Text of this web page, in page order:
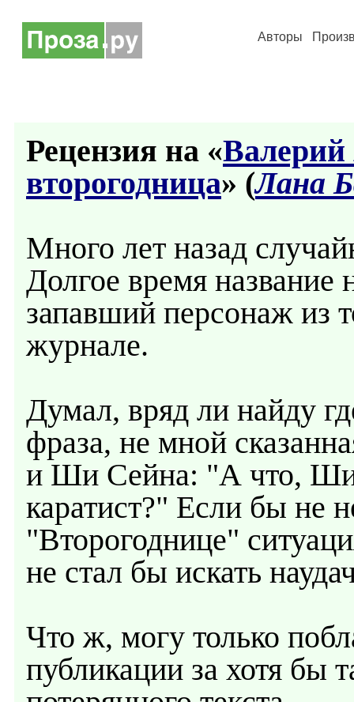
Авторы
Рецензия на «Валерий
второгодница» (Лана
Много лет назад
Долгое время
запавший персонаж из
журнале.
Думал, вряд ли найду
фраза, не мной
и Ши Сейна: "А что,
каратист?" Если бы не
"Второгоднице"
не стал бы искать
Что ж, могу только
публикации за хотя бы